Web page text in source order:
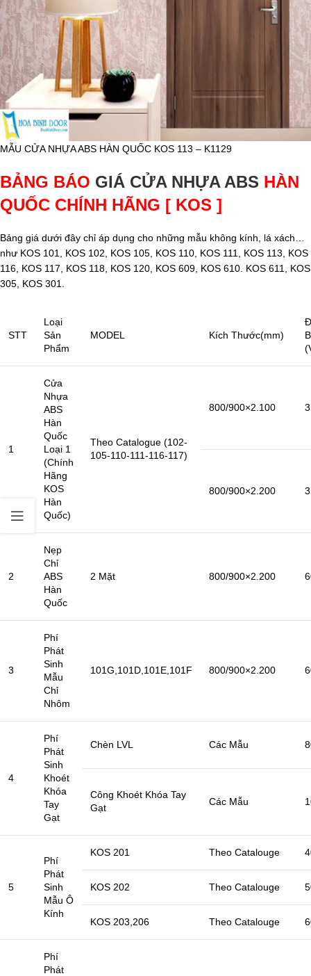
MẪU CỬA NHỰA ABS HÀN QUỐC KOS 113 – K1129
BẢNG BÁO GIÁ CỬA NHỰA ABS HÀN
QUỐC CHÍNH HÃNG [ KOS ]
Bảng giá dưới đây chỉ áp dụng cho những mẫu không kính, lá xách…
như KOS 101, KOS 102, KOS 105, KOS 110, KOS 111, KOS 113, KOS
116, KOS 117, KOS 118, KOS 120, KOS 609, KOS 610. KOS 611, KOS
305, KOS 301.
STT
Loại
Sản
Phẩm
MODEL Kích Thước(mm)
1
Cửa
Nhựa
ABS
Hàn
Quốc
Loại 1
(Chính
Hãng
KOS
Hàn
Quốc)
Theo Catalogue (102-
105-110-111-116-117)
800/900×2.100
800/900×2.200
2
Nẹp
Chỉ
ABS
Hàn
Quốc
2 Mặt 800/900×2.200
3
Phí
Phát
Sinh
Mẫu
Chỉ
Nhôm
101G,101D,101E,101F 800/900×2.200
4
Phí
Phát
Sinh
Khoét
Khóa
Tay
Gạt
Chèn LVL Các Mẫu
Công Khoét Khóa Tay
Gạt
Các Mẫu
5
Phí
Phát
Sinh
Mẫu Ô
Kính
KOS 201 Theo Catalouge
KOS 202 Theo Catalouge
KOS 203,206 Theo Catalouge
Phí
Phát